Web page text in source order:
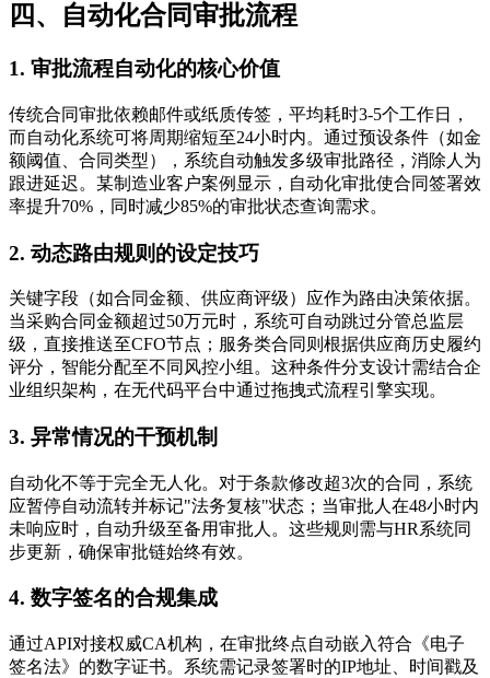
四、自动化合同审批流程
1. 审批流程自动化的核心价值
传统合同审批依赖邮件或纸质传签，平均耗时3-5个工作日，
而自动化系统可将周期缩短至24小时内。通过预设条件（如金
额阈值、合同类型），系统自动触发多级审批路径，消除人为
跟进延迟。某制造业客户案例显示，自动化审批使合同签署效
率提升70%，同时减少85%的审批状态查询需求。
2. 动态路由规则的设定技巧
关键字段（如合同金额、供应商评级）应作为路由决策依据。
当采购合同金额超过50万元时，系统可自动跳过分管总监层
级，直接推送至CFO节点；服务类合同则根据供应商历史履约
评分，智能分配至不同风控小组。这种条件分支设计需结合企
业组织架构，在无代码平台中通过拖拽式流程引擎实现。
3. 异常情况的干预机制
自动化不等于完全无人化。对于条款修改超3次的合同，系统
应暂停自动流转并标记"法务复核"状态；当审批人在48小时内
未响应时，自动升级至备用审批人。这些规则需与HR系统同
步更新，确保审批链始终有效。
4. 数字签名的合规集成
通过API对接权威CA机构，在审批终点自动嵌入符合《电子
签名法》的数字证书。系统需记录签署时的IP地址、时间戳及